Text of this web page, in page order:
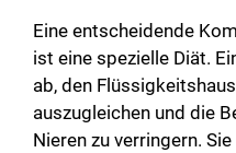
Eine entscheidende
ist eine spezielle Diät.
ab, den
auszugleichen und die
Nieren zu verringern.